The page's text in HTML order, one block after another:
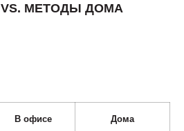
МЕТОДЫ ДОМА
В офисе Дома